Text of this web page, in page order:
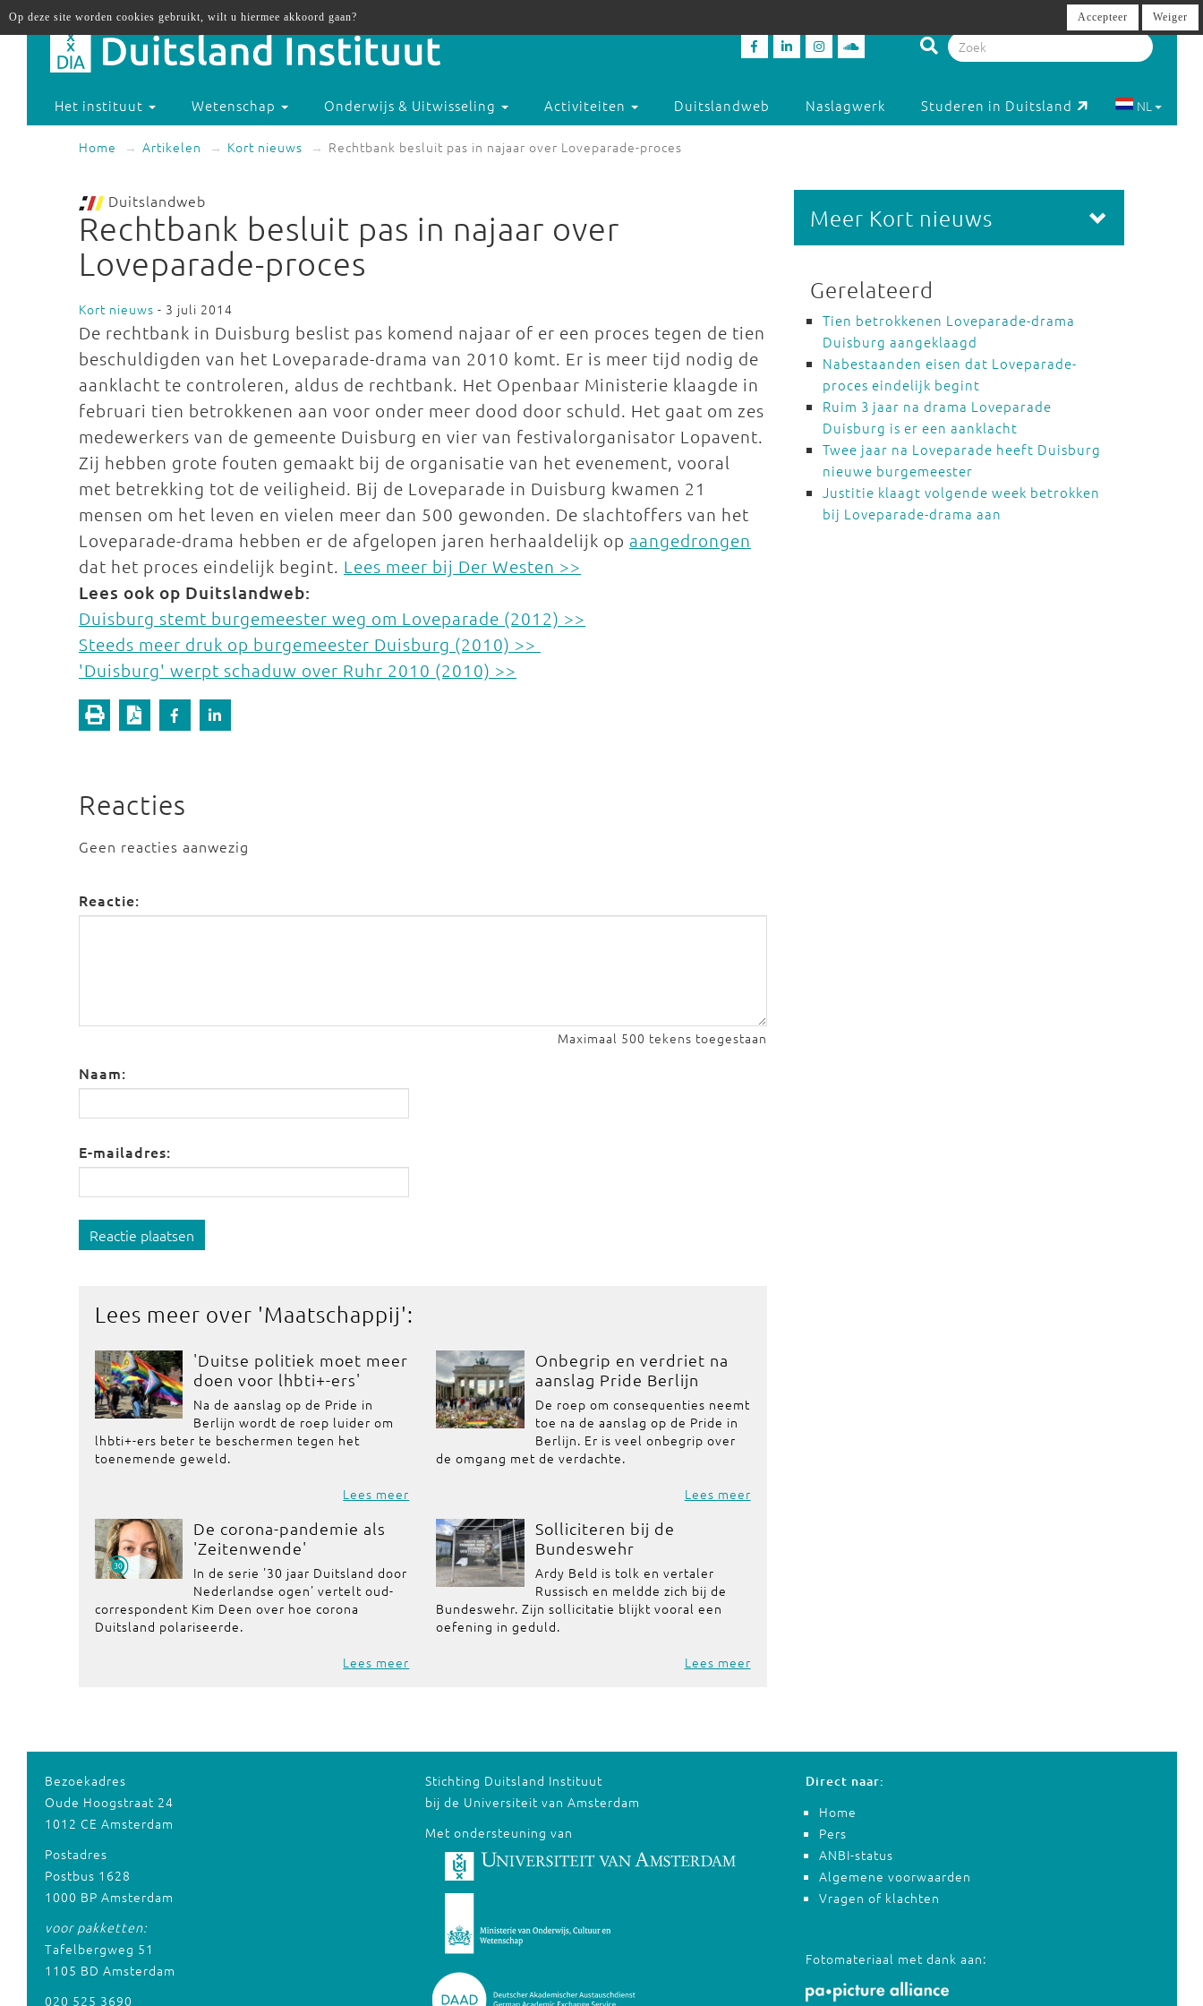
Het instituut Wetenschap Onderwijs & Uitwisseling Activiteiten Duitslandweb Naslagwerk Studeren in Duitsland NL
Home Artikelen Kort nieuws Rechtbank besluit pas in najaar over Loveparade-proces
Duitslandweb
Rechtbank besluit pas in najaar over
Loveparade-proces
Kort nieuws - 3 juli 2014
De rechtbank in Duisburg beslist pas komend najaar of er een proces tegen de tien
beschuldigden van het Loveparade-drama van 2010 komt. Er is meer tijd nodig de
aanklacht te controleren, aldus de rechtbank. Het Openbaar Ministerie klaagde in
februari tien betrokkenen aan voor onder meer dood door schuld. Het gaat om zes
medewerkers van de gemeente Duisburg en vier van festivalorganisator Lopavent.
Zij hebben grote fouten gemaakt bij de organisatie van het evenement, vooral
met betrekking tot de veiligheid. Bij de Loveparade in Duisburg kwamen 21
mensen om het leven en vielen meer dan 500 gewonden. De slachtoffers van het
Loveparade-drama hebben er de afgelopen jaren herhaaldelijk op aangedrongen
dat het proces eindelijk begint. Lees meer bij Der Westen >>
Lees ook op Duitslandweb:
Duisburg stemt burgemeester weg om Loveparade (2012) >>
Steeds meer druk op burgemeester Duisburg (2010) >>
'Duisburg' werpt schaduw over Ruhr 2010 (2010) >>
Reacties
Geen reacties aanwezig
Reactie:
Maximaal 500 tekens toegestaan
Naam:
E-mailadres:
Reactie plaatsen
Lees meer over 'Maatschappij':
'Duitse politiek moet meer
doen voor lhbti+-ers'
Na de aanslag op de Pride in
Berlijn wordt de roep luider om
lhbti+-ers beter te beschermen tegen het
toenemende geweld.
Lees meer
Onbegrip en verdriet na
aanslag Pride Berlijn
De roep om consequenties neemt
toe na de aanslag op de Pride in
Berlijn. Er is veel onbegrip over
de omgang met de verdachte.
Lees meer
De corona-pandemie als
'Zeitenwende'
In de serie '30 jaar Duitsland door
Nederlandse ogen' vertelt oud-
correspondent Kim Deen over hoe corona
Duitsland polariseerde.
Lees meer
Solliciteren bij de
Bundeswehr
Ardy Beld is tolk en vertaler
Russisch en meldde zich bij de
Bundeswehr. Zijn sollicitatie blijkt vooral een
oefening in geduld.
Lees meer
Meer Kort nieuws
Gerelateerd
Tien betrokkenen Loveparade-drama
Duisburg aangeklaagd
Nabestaanden eisen dat Loveparade-
proces eindelijk begint
Ruim 3 jaar na drama Loveparade
Duisburg is er een aanklacht
Twee jaar na Loveparade heeft Duisburg
nieuwe burgemeester
Justitie klaagt volgende week betrokken
bij Loveparade-drama aan
Bezoekadres
Oude Hoogstraat 24
1012 CE Amsterdam
Postadres
Postbus 1628
1000 BP Amsterdam
voor pakketten:
Tafelbergweg 51
1105 BD Amsterdam
020 525 3690
Stichting Duitsland Instituut
bij de Universiteit van Amsterdam
Met ondersteuning van
Direct naar:
Home
Pers
ANBI-status
Algemene voorwaarden
Vragen of klachten
Fotomateriaal met dank aan:
Op deze site worden cookies gebruikt, wilt u hiermee akkoord gaan? Accepteer Weiger